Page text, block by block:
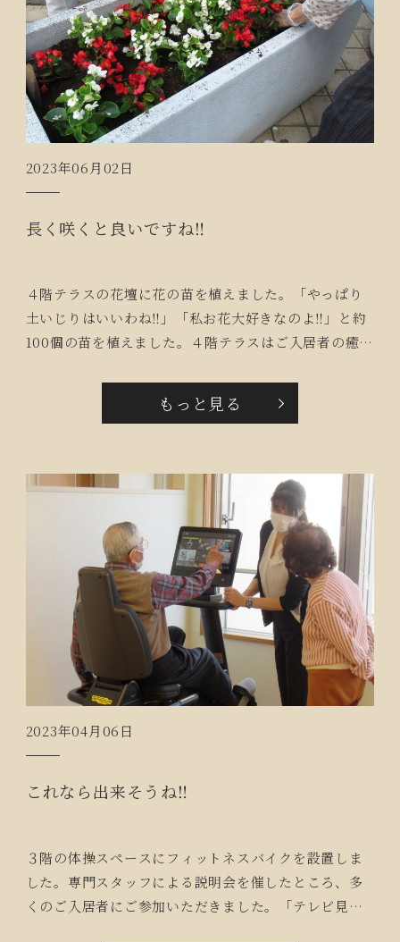
2023年06月02日
長く咲くと良いですね‼
４階テラスの花壇に花の苗を植えました。「やっぱり
土いじりはいいわね‼」「私お花大好きなのよ‼」と約
100個の苗を植えました。４階テラスはご入居者の癒し
もっと見る
2023年04月06日
これなら出来そうね‼
３階の体操スペースにフィットネスバイクを設置しま
した。専門スタッフによる説明会を催したところ、多
くのご入居者にご参加いただきました。「テレビ見な